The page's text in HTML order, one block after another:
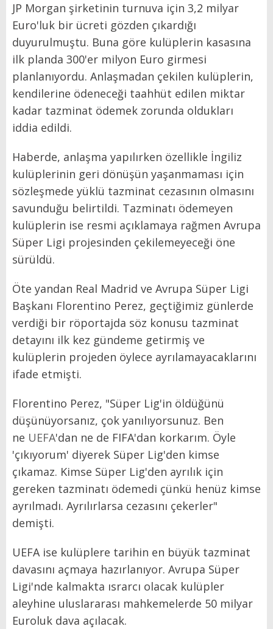
JP Morgan şirketinin turnuva için 3,2 milyar
Euro'luk bir ücreti gözden çıkardığı
duyurulmuştu. Buna göre kulüplerin kasasına
ilk planda 300'er milyon Euro girmesi
planlanıyordu. Anlaşmadan çekilen kulüplerin,
kendilerine ödeneceği taahhüt edilen miktar
kadar tazminat ödemek zorunda oldukları
iddia edildi.
Haberde, anlaşma yapılırken özellikle İngiliz
kulüplerinin geri dönüşün yaşanmaması için
sözleşmede yüklü tazminat cezasının olmasını
savunduğu belirtildi. Tazminatı ödemeyen
kulüplerin ise resmi açıklamaya rağmen Avrupa
Süper Ligi projesinden çekilemeyeceği öne
sürüldü.
Öte yandan Real Madrid ve Avrupa Süper Ligi
Başkanı Florentino Perez, geçtiğimiz günlerde
verdiği bir röportajda söz konusu tazminat
detayını ilk kez gündeme getirmiş ve
kulüplerin projeden öylece ayrılamayacaklarını
ifade etmişti.
Florentino Perez, "Süper Lig'in öldüğünü
düşünüyorsanız, çok yanılıyorsunuz. Ben
ne UEFA'dan ne de FIFA'dan korkarım. Öyle
'çıkıyorum' diyerek Süper Lig'den kimse
çıkamaz. Kimse Süper Lig'den ayrılık için
gereken tazminatı ödemedi çünkü henüz kimse
ayrılmadı. Ayrılırlarsa cezasını çekerler"
demişti.
UEFA ise kulüplere tarihin en büyük tazminat
davasını açmaya hazırlanıyor. Avrupa Süper
Ligi'nde kalmakta ısrarcı olacak kulüpler
aleyhine uluslararası mahkemelerde 50 milyar
Euroluk dava açılacak.